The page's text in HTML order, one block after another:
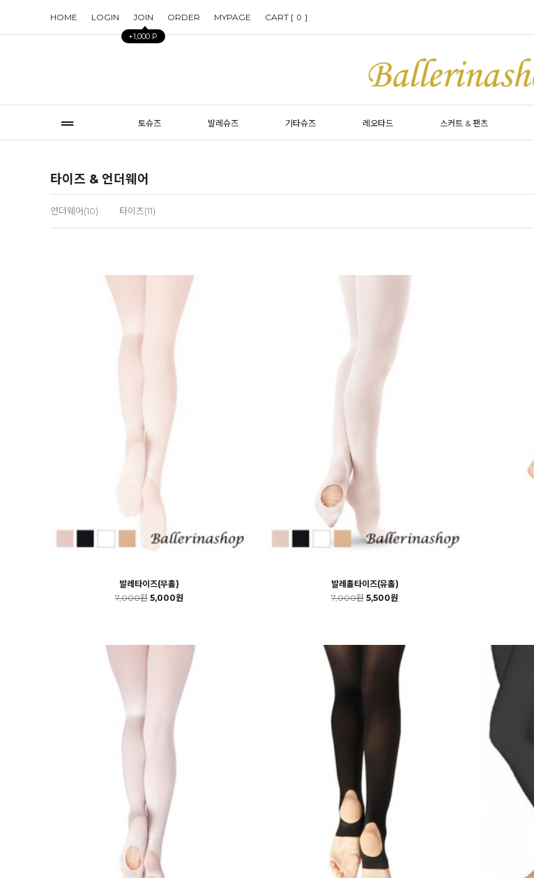
HOME LOGIN JOIN
+1,000 P
ORDER MYPAGE CART [ 0 ]
토슈즈 발레슈즈 기타슈즈 레오타드 스커트 & 팬츠
타이즈 & 언더웨어
언더웨어(10) 타이즈(11)
발레타이즈(무홀)
7,000원 5,000원
발레홀타이즈(유홀)
7,000원 5,500원